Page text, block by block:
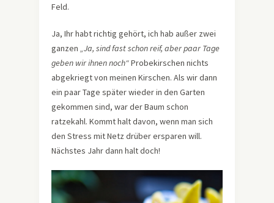
Feld.
Ja, Ihr habt richtig gehört, ich hab außer zwei
ganzen „Ja, sind fast schon reif, aber paar Tage
geben wir ihnen noch“Probekirschen nichts
abgekriegt von meinen Kirschen. Als wir dann
ein paar Tage später wieder in den Garten
gekommen sind, war der Baum schon
ratzekahl. Kommt halt davon, wenn man sich
den Stress mit Netz drüber ersparen will.
Nächstes Jahr dann halt doch!